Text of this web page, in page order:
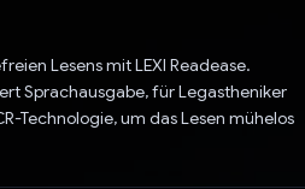
Lesens mit LEXI Readease.
Sprachausgabe, für Legastheniker
Technologie, um das Lesen mühelos